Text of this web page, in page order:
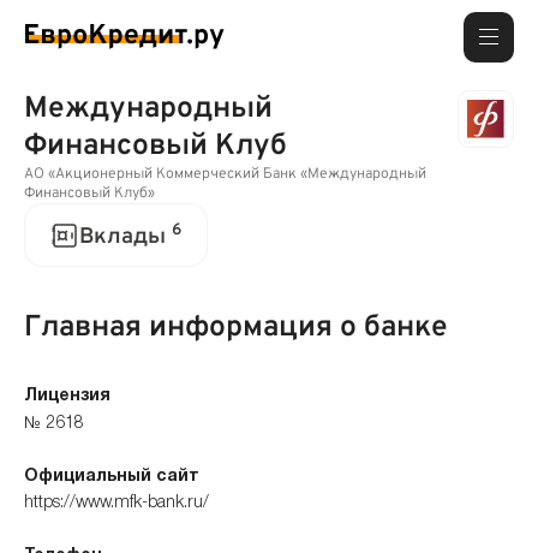
Международный
Финансовый Клуб
АО «Акционерный Коммерческий Банк «Международный
Финансовый Клуб»
Вклады 6
Главная информация о банке
Лицензия
№ 2618
Официальный сайт
https://www.mfk-bank.ru/